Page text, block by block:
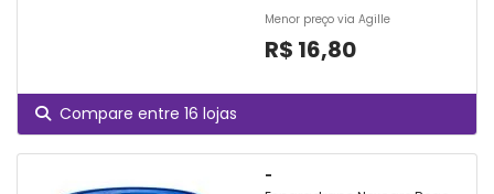
Menor preço via Agille
R$ 16,80
Compare entre 16 lojas
-